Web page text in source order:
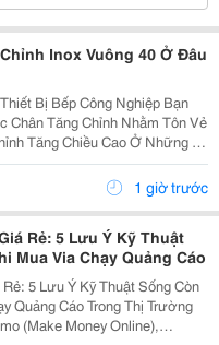
Inox Vuông 40 Ở Đâu
Bị Bếp Công Nghiệp Bạn
Chân Tăng Chỉnh Nhằm Tôn Vẻ
Tăng Chiều Cao Ở Những Vị
Không Được Đồng Đều, Giúp
Bàn Ra Đồ, Bàn Chặt, Giá
1 giờ trước
Rẻ: 5 Lưu Ý Kỹ Thuật
Mua Via Chạy Quảng Cáo
5 Lưu Ý Kỹ Thuật Sống Còn
Trong Thị Trường
(Make Money Online),